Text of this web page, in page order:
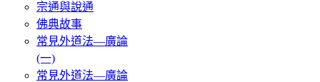
宗通與說通
佛典故事
常見外道法—廣論
(一)
常見外道法—廣論